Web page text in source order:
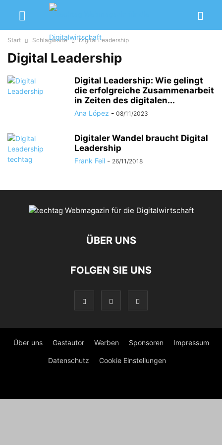
Start Schlagworte Digital Leadership
Digital Leadership
Digital Leadership: Wie gelingt
die erfolgreiche Zusammenarbeit
in Zeiten des digitalen...
Ana López - 08/11/2023
Digitaler Wandel braucht Digital
Leadership
Frank Feil - 26/11/2018
ÜBER UNS
FOLGEN SIE UNS
Über uns Gastautor Werben Sponsoren Impressum
Datenschutz Cookie Einstellungen